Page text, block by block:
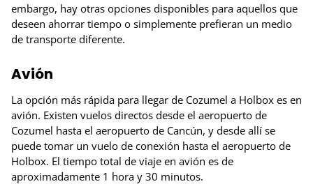
embargo, hay otras opciones disponibles para aquellos que
deseen ahorrar tiempo o simplemente prefieran un medio
de transporte diferente.
Avión
La opción más rápida para llegar de Cozumel a Holbox es en
avión. Existen vuelos directos desde el aeropuerto de
Cozumel hasta el aeropuerto de Cancún, y desde allí se
puede tomar un vuelo de conexión hasta el aeropuerto de
Holbox. El tiempo total de viaje en avión es de
aproximadamente 1 hora y 30 minutos.